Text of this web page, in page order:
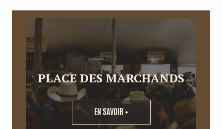
PLACE DES MARCHANDS
EN SAVOIR +